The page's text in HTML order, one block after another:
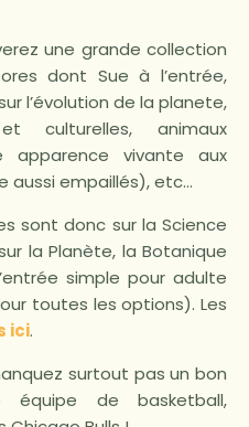
une grande collection
dont Sue à l’entrée,
l’évolution de la planete,
culturelles, animaux
apparence vivante aux
aussi empaillés), etc…
sont donc sur la Science
la Planète, la Botanique
simple pour adulte
toutes les options). Les
ici.
surtout pas un bon
de basketball,